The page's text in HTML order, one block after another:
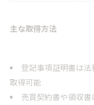
主な取得方法
登記事項証明書は
取得可能
売買契約書や領収